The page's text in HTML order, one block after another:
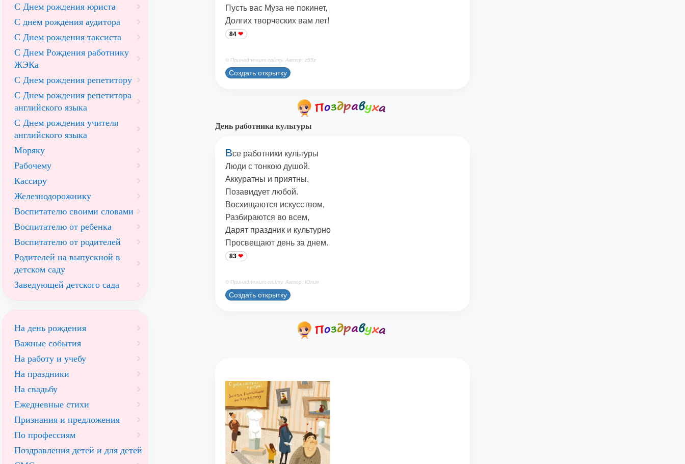
Пусть вас Муза не покинет,
Долгих творческих вам лет!
84
© Принадлежит сайту. Автор: z55z
Создать открытку
День работника культуры
Все работники культуры
Люди с тонкою душой.
Аккуратны и приятны,
Позавидует любой.
Восхищаются искусством,
Разбираются во всем,
Дарят праздник и культурно
Просвещают день за днем.
83
© Принадлежит сайту. Автор: Юлия
Создать открытку
С Днем рождения юриста
С днем рождения аудитора
С Днем рождения таксиста
С Днем Рождения работнику
ЖЭКа
С Днем рождения репетитору
С Днем рождения репетитора
английского языка
С Днем рождения учителя
английского языка
Моряку
Рабочему
Кассиру
Железнодорожнику
Воспитателю своими словами
Воспитателю от ребенка
Воспитателю от родителей
Родителей на выпускной в
детском саду
Заведующей детского сада
На день рождения
Важные события
На работу и учебу
На праздники
На свадьбу
Ежедневные стихи
Признания и предложения
По профессиям
Поздравления детей и для детей